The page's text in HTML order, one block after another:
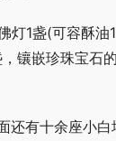
灯1盏(可容酥油
镶嵌珍珠宝石
还有十余座小